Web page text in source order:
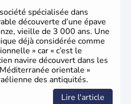
spécialisée dans
découverte d’une épave
vieille de 3 000 ans. Une
déjà considérée comme
» car « c’est le
navire découvert dans les
orientale »
des antiquités.
Lire l'article